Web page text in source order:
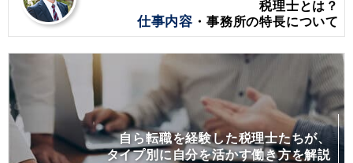
税理士とは？
仕事内容 ・事務所の特長について
自ら転職を経験した税理士たちが、
タイプ別に自分を活かす働き方を解説